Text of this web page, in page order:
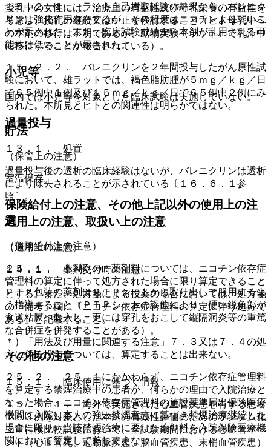
１５．２．１． ラット自己摂取試験の結果から、バレニク
リンは強化作用を有するが、その程度はニコチンより弱いこ
とが示された。また、臨床試験成績から本剤が乱用される可
能性は低いことが示された。
１５．２．２． バレニクリンを２年間投与したがん原性試
験において、雄ラットでは、褐色脂肪腫が５ｍｇ／ｋｇ／日
で６５例中１例及び１５ｍｇ／ｋｇ／日で６５例中２例にみ
られた。本所見とヒトとの関連性は明らかではない。
貯法
（保管上の注意）
室温保存。
保険給付上の注意、その他上記以外の使用上の注
意
（保険給付上の注意）
２５．１． 本製剤の＊薬剤料については、ニコチン依存症
管理料の算定に伴って処方された場合に限り算定できること
とする。また、処方箋による投薬の場合においては、処方箋
の「備考」欄に「ニコチン依存症管理料の算定に伴う処方で
ある」と記載すること。
＊）「用法及び用量に関連する注意」７．３又は７．４の処
方に係る投与については、算定することは出来ない。
２５．２． ２５．１にかかわらず、ニコチン依存症管理料
を算定する禁煙治療中の患者が、何らかの理由で入院治療と
なった場合、ニコチン依存症管理料の施設基準届出保険医療
機関に入院し本人の強い禁煙意志に基づき禁煙治療継続した
場合に限り、当該禁煙治療に要した薬剤料を入院保険医療機
関において算定して差し支えない。
授乳中の女性には、治療上の有益性及び母乳栄養の有益性を
考慮し、授乳の継続又は中止を検討すること（ヒト母乳中へ
の本剤の移行は不明であるが、動物実験（ラット）で乳汁中
に移行することが報告されている）。
小児等
国内では小児等を対象とした臨床試験は実施していない。
過量投与
１３．１． 処置
過量投与後の透析の臨床経験はないが、バレニクリンは透析
により除去されることが示されている〔１６．６．１参
照〕。
適用上の注意、取扱い上の注意
（適用上の注意）
１４．１． 薬剤交付時の注意
ＰＴＰ包装の薬剤はＰＴＰシートから取り出して服用するよ
う指導すること（ＰＴＰシートの誤飲により、硬い鋭角部が
食道粘膜へ刺入し、更には穿孔をおこして縦隔洞炎等の重篤
な合併症を併発することがある）。
その他の注意
１５．１． 臨床使用に基づく情報
１５．１．１． 海外で実施された心血管疾患を有する患者
７０３例を対象とした本剤の有効性評価のためのランダム化
二重盲検比較試験において、全試験期間における心血管イベ
ント（心血管死、冠動脈疾患、脳血管疾患、末梢血管疾患）